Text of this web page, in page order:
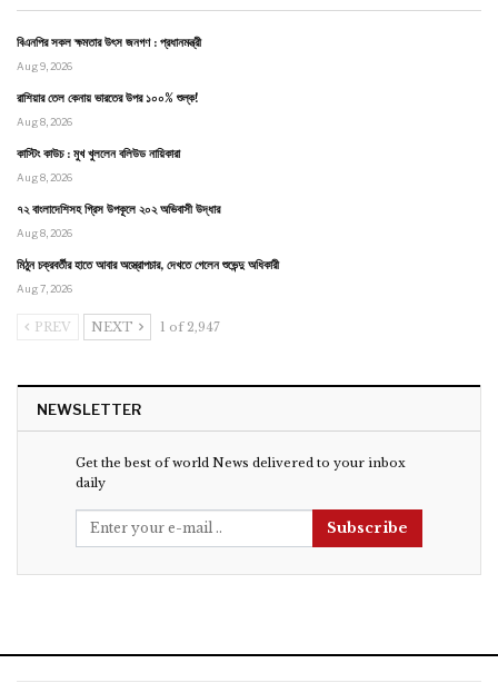
বিএনপির সকল ক্ষমতার উৎস জনগণ : প্রধানমন্ত্রী
Aug 9, 2026
রাশিয়ার তেল কেনায় ভারতের উপর ১০০% শুল্ক!
Aug 8, 2026
কাস্টিং কাউচ : মুখ খুললেন বলিউড নায়িকারা
Aug 8, 2026
৭২ বাংলাদেশিসহ গ্রিস উপকূলে ২০২ অভিবাসী উদ্ধার
Aug 8, 2026
মিঠুন চক্রবর্তীর হাতে আবার অস্ত্রোপচার, দেখতে গেলেন শুভেন্দু অধিকারী
Aug 7, 2026
PREV NEXT 1 of 2,947
NEWSLETTER
Get the best of world News delivered to your inbox
daily
Subscribe